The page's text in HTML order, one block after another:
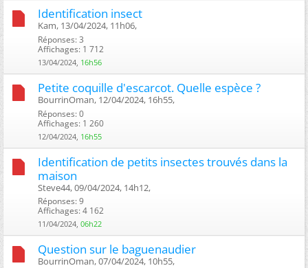
Identification insect
Kam, 13/04/2024, 11h06, ‎
Réponses: 3
Affichages: 1 712
13/04/2024, 16h56
Petite coquille d'escarcot. Quelle espèce ?
BourrinOman, 12/04/2024, 16h55, ‎
Réponses: 0
Affichages: 1 260
12/04/2024, 16h55
Identification de petits insectes trouvés dans la
maison
Steve44, 09/04/2024, 14h12, ‎
Réponses: 9
Affichages: 4 162
11/04/2024, 06h22
Question sur le baguenaudier
BourrinOman, 07/04/2024, 10h55, ‎